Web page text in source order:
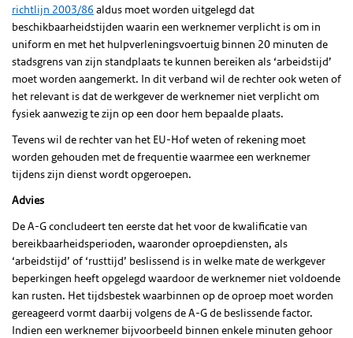
richtlijn 2003/86 aldus moet worden uitgelegd dat
beschikbaarheidstijden waarin een werknemer verplicht is om in
uniform en met het hulpverleningsvoertuig binnen 20 minuten de
stadsgrens van zijn standplaats te kunnen bereiken als ‘arbeidstijd’
moet worden aangemerkt. In dit verband wil de rechter ook weten of
het relevant is dat de werkgever de werknemer niet verplicht om
fysiek aanwezig te zijn op een door hem bepaalde plaats.
Tevens wil de rechter van het EU-Hof weten of rekening moet
worden gehouden met de frequentie waarmee een werknemer
tijdens zijn dienst wordt opgeroepen.
Advies
De A-G concludeert ten eerste dat het voor de kwalificatie van
bereikbaarheidsperioden, waaronder oproepdiensten, als
‘arbeidstijd’ of ‘rusttijd’ beslissend is in welke mate de werkgever
beperkingen heeft opgelegd waardoor de werknemer niet voldoende
kan rusten. Het tijdsbestek waarbinnen op de oproep moet worden
gereageerd vormt daarbij volgens de A-G de beslissende factor.
Indien een werknemer bijvoorbeeld binnen enkele minuten gehoor